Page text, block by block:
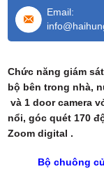
Email:
Chức năng giám
bộ bên trong nhà,
và 1 door camera
nổi, góc quét 170
Zoom digital .
Bộ chuông